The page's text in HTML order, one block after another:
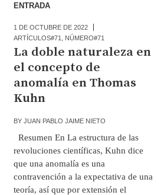
ENTRADA
1 DE OCTUBRE DE 2022
ARTÍCULOS#71
NÚMERO#71
La doble naturaleza en
el concepto de
anomalía en Thomas
Kuhn
BYJUAN PABLO JAIME NIETO
Resumen En La estructura de las
revoluciones científicas, Kuhn dice
que una anomalía es una
contravención a la expectativa de una
teoría, así que por extensión el